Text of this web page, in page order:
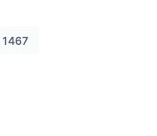
1467